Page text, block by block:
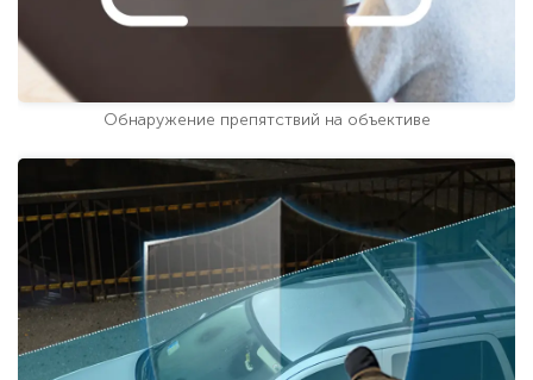
Обнаружение препятствий на объективе